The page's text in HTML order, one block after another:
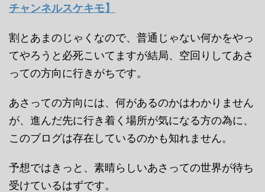
チャンネルスケキモ】
割とあまのじゃくなので、普通じゃない何かをやっ
てやろうと必死こいてますが結局、空回りしてあさ
っての方向に行きがちです。
あさっての方向には、何があるのかはわかりません
が、進んだ先に行き着く場所が気になる方の為に、
このブログは存在しているのかも知れません。
予想ではきっと、素晴らしいあさっての世界が待ち
受けているはずです。